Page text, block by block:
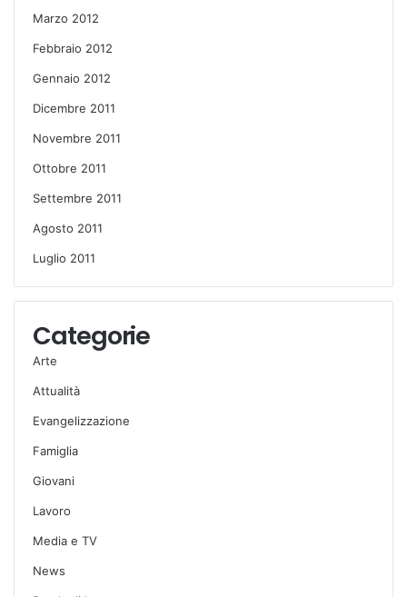
Marzo 2012
Febbraio 2012
Gennaio 2012
Dicembre 2011
Novembre 2011
Ottobre 2011
Settembre 2011
Agosto 2011
Luglio 2011
Categorie
Arte
Attualità
Evangelizzazione
Famiglia
Giovani
Lavoro
Media e TV
News